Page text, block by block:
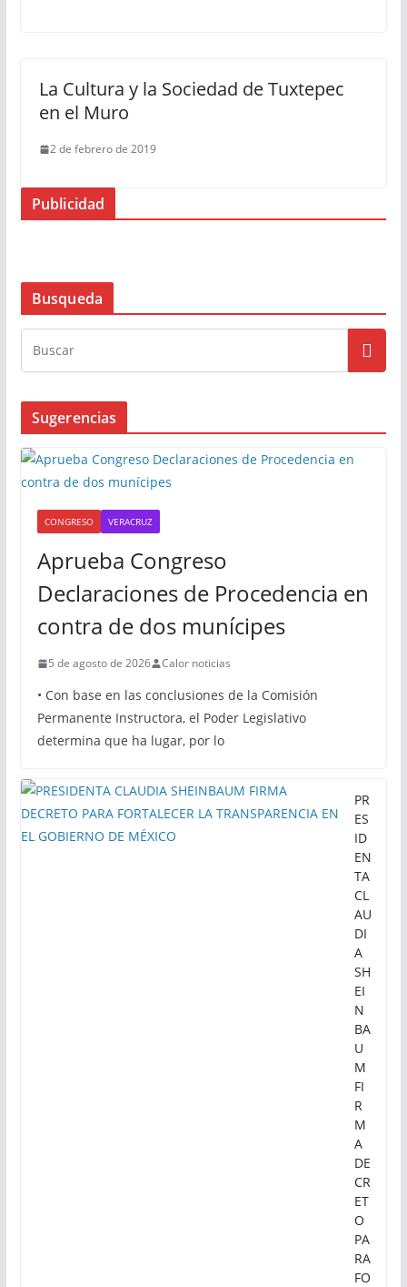
La Cultura y la Sociedad de Tuxtepec
en el Muro
2 de febrero de 2019
Publicidad
Busqueda
Sugerencias
CONGRESO VERACRUZ
Aprueba Congreso
Declaraciones de Procedencia en
contra de dos munícipes
5 de agosto de 2026 Calor noticias
• Con base en las conclusiones de la Comisión
Permanente Instructora, el Poder Legislativo
determina que ha lugar, por lo
PR
ES
ID
EN
TA
CL
AU
DI
A
SH
EI
N
BA
U
M
FI
R
M
A
DE
CR
ET
O
PA
RA
FO